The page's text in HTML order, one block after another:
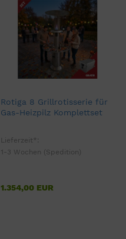
Rotiga 8 Grillrotisserie für
Gas-Heizpilz Komplettset
Lieferzeit*:
1-3 Wochen (Spedition)
1.354,00 EUR